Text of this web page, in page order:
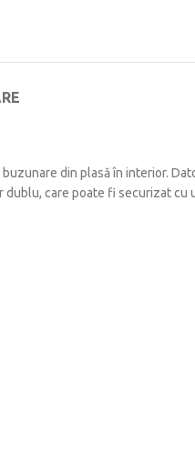
din plasă în interior.
care poate fi securizat cu